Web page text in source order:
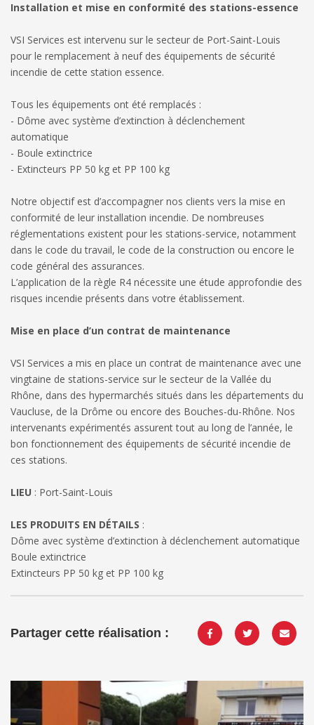
Installation et mise en conformité des stations-essence
VSI Services est intervenu sur le secteur de Port-Saint-Louis
pour le remplacement à neuf des équipements de sécurité
incendie de cette station essence.
Tous les équipements ont été remplacés :
- Dôme avec système d’extinction à déclenchement
automatique
- Boule extinctrice
- Extincteurs PP 50 kg et PP 100 kg
Notre objectif est d’accompagner nos clients vers la mise en
conformité de leur installation incendie. De nombreuses
réglementations existent pour les stations-service, notamment
dans le code du travail, le code de la construction ou encore le
code général des assurances.
L’application de la règle R4 nécessite une étude approfondie des
risques incendie présents dans votre établissement.
Mise en place d’un contrat de maintenance
VSI Services a mis en place un contrat de maintenance avec une
vingtaine de stations-service sur le secteur de la Vallée du
Rhône, dans des hypermarchés situés dans les départements du
Vaucluse, de la Drôme ou encore des Bouches-du-Rhône. Nos
intervenants expérimentés assurent tout au long de l’année, le
bon fonctionnement des équipements de sécurité incendie de
ces stations.
LIEU : Port-Saint-Louis
LES PRODUITS EN DÉTAILS :
Dôme avec système d’extinction à déclenchement automatique
Boule extinctrice
Extincteurs PP 50 kg et PP 100 kg
Partager cette réalisation :